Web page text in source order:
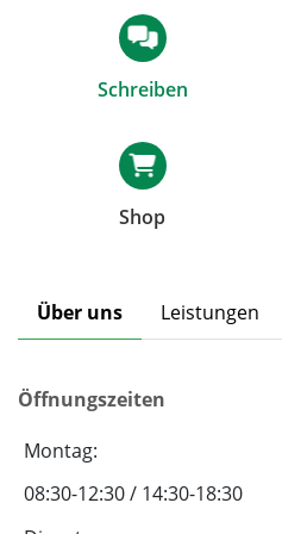
Schreiben
Shop
Über uns Leistungen
Öffnungszeiten
Montag:
08:30-12:30 / 14:30-18:30